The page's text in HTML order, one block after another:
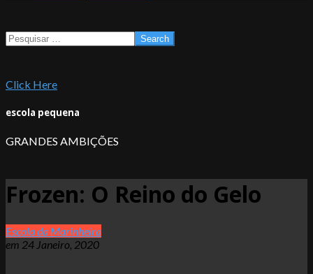
Search
Click Here
escola pequena
GRANDES AMBIÇÕES
Frozen: O Reino do Gelo
Escola da Marinheira
em 24 Janeiro, 2020